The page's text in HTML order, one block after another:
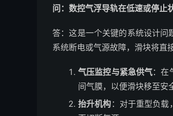
问：数控气浮导轨在低速或停止
答：这是一个关键的系统设计
系统断电或气源故障，滑块将直
气压监控与紧急供气：在
间气膜，以便滑块移至安
抬升机构 ：对于重型负